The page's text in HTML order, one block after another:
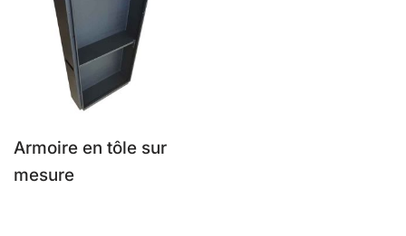
Armoire en tôle sur
mesure